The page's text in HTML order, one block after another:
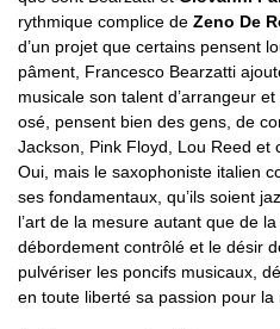
rythmique complice de Zeno De
d’un projet que certains pensent
pâment, Francesco Bearzatti
musicale son talent d’arrangeur et
osé, pensent bien des gens, de
Jackson, Pink Floyd, Lou Reed et
Oui, mais le saxophoniste italien
ses fondamentaux, qu’ils soient
l’art de la mesure autant que de
débordement contrôlé et le désir
pulvériser les poncifs musicaux,
en toute liberté sa passion pour la